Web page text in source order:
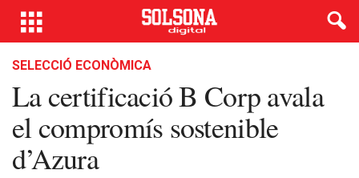
SELECCIÓ ECONÒMICA
La certificació B Corp avala
el compromís sostenible
d’Azura